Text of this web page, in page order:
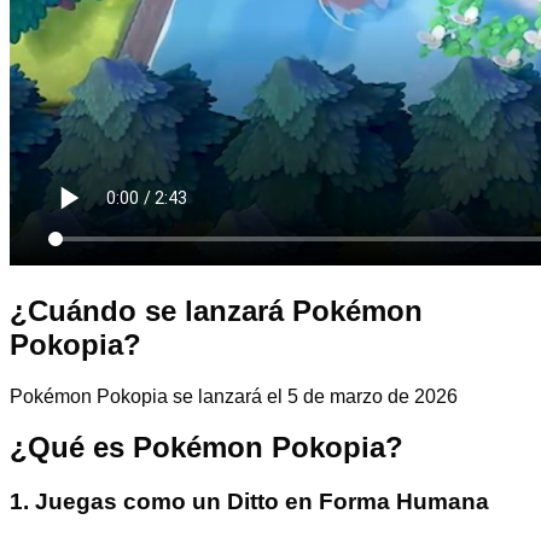
¿Cuándo se lanzará Pokémon
Pokopia?
Pokémon Pokopia se lanzará el 5 de marzo de 2026
¿Qué es Pokémon Pokopia?
1. Juegas como un Ditto en Forma Humana